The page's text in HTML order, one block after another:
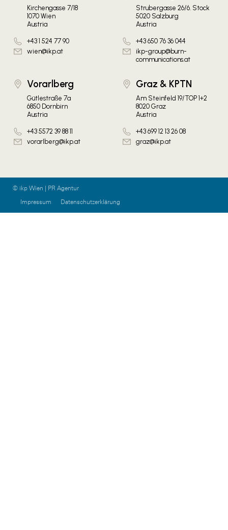
Kirchengasse 7/18
1070 Wien
Austria
+43 1 524 77 90
wien@ikp.at
Strubergasse 26/6. Stock
5020 Salzburg
Austria
+43 650 76 36 044
ikp-group@burn-
communications.at
Vorarlberg
Gütlestraße 7a
6850 Dornbirn
Austria
+43 5572 39 88 11
vorarlberg@ikp.at
Graz & KPTN
Am Steinfeld 19/TOP 1+2
8020 Graz
Austria
+43 699 12 13 26 08
graz@ikp.at
© ikp Wien | PR Agentur
Impressum
Datenschutzerklärung